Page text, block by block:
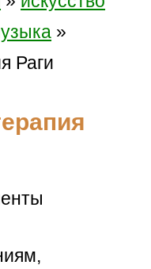
»
Раги